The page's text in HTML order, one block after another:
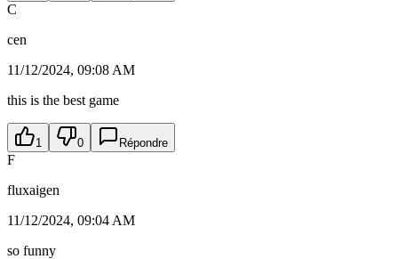
C
cen
11/12/2024, 09:08 AM
this is the best game
1 0 Répondre
F
fluxaigen
11/12/2024, 09:04 AM
so funny